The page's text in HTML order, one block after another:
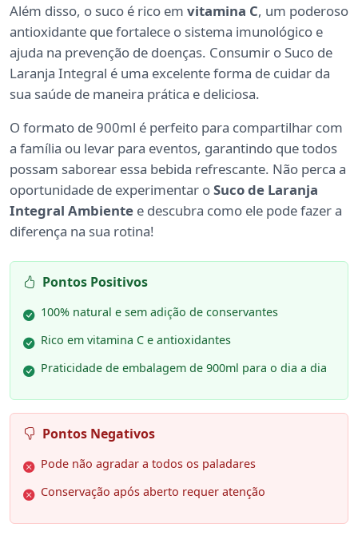
Além disso, o suco é rico em vitamina C, um poderoso
antioxidante que fortalece o sistema imunológico e
ajuda na prevenção de doenças. Consumir o Suco de
Laranja Integral é uma excelente forma de cuidar da
sua saúde de maneira prática e deliciosa.
O formato de 900ml é perfeito para compartilhar com
a família ou levar para eventos, garantindo que todos
possam saborear essa bebida refrescante. Não perca a
oportunidade de experimentar oSuco de Laranja
Integral Ambiente e descubra como ele pode fazer a
diferença na sua rotina!
Pontos Positivos
100% natural e sem adição de conservantes
Rico em vitamina C e antioxidantes
Praticidade de embalagem de 900ml para o dia a dia
Pontos Negativos
Pode não agradar a todos os paladares
Conservação após aberto requer atenção